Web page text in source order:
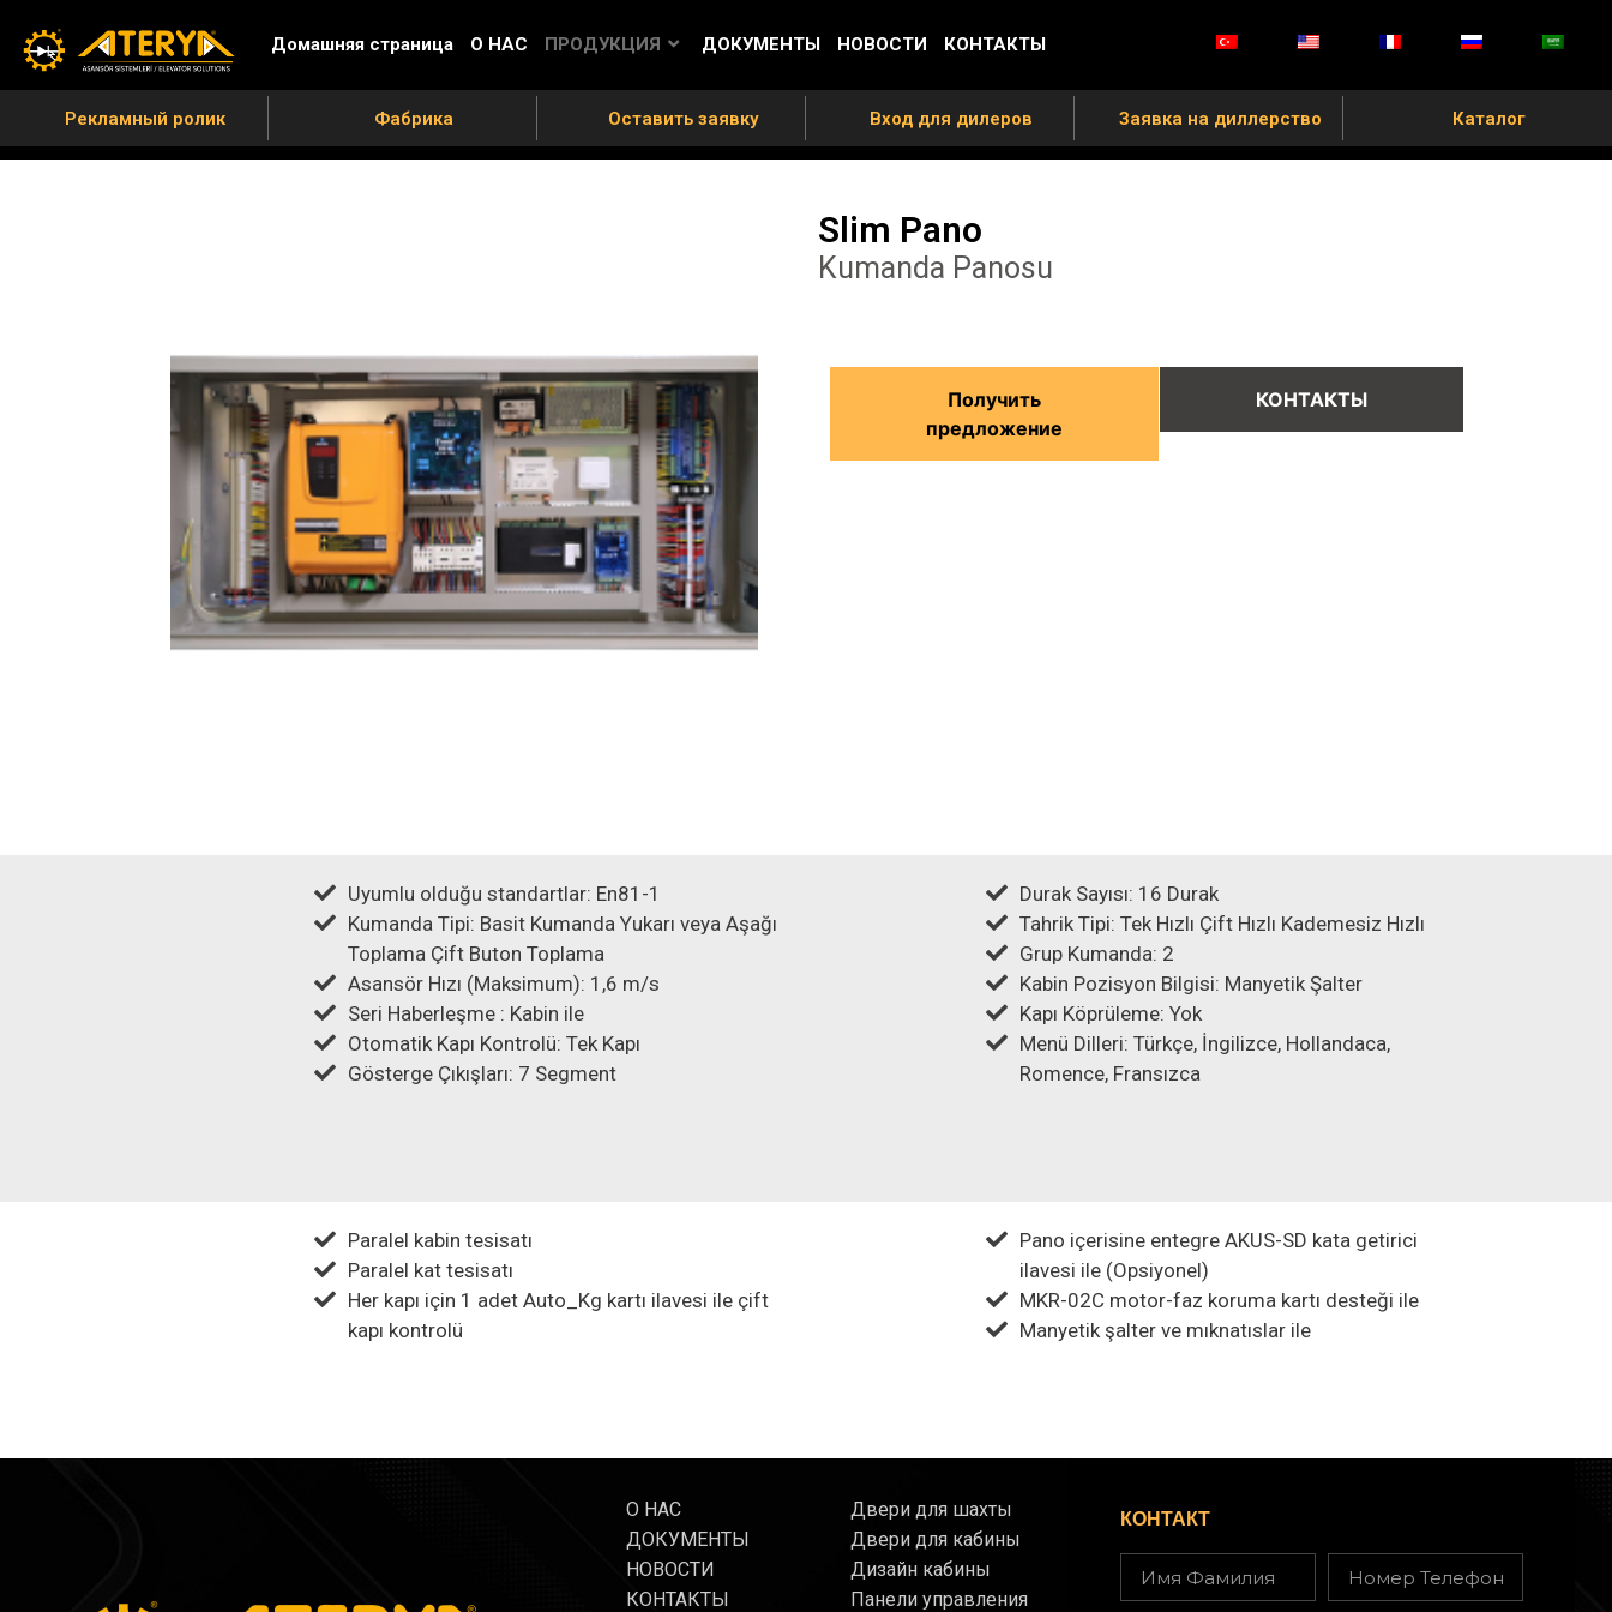
Домашняя страница О НАС ПРОДУКЦИЯ ДОКУМЕНТЫ НОВОСТИ КОНТАКТЫ
Рекламный ролик Фабрика Оставить заявку Вход для дилеров Заявка на диллерство Каталог
Slim Pano
Kumanda Panosu
Получить
предложение
КОНТАКТЫ
Uyumlu olduğu standartlar: En81-1
Kumanda Tipi: Basit Kumanda Yukarı veya Aşağı
Toplama Çift Buton Toplama
Asansör Hızı (Maksimum): 1,6 m/s
Seri Haberleşme : Kabin ile
Otomatik Kapı Kontrolü: Tek Kapı
Gösterge Çıkışları: 7 Segment
Durak Sayısı: 16 Durak
Tahrik Tipi: Tek Hızlı Çift Hızlı Kademesiz Hızlı
Grup Kumanda: 2
Kabin Pozisyon Bilgisi: Manyetik Şalter
Kapı Köprüleme: Yok
Menü Dilleri: Türkçe, İngilizce, Hollandaca,
Romence, Fransızca
Paralel kabin tesisatı
Paralel kat tesisatı
Her kapı için 1 adet Auto_Kg kartı ilavesi ile çift
kapı kontrolü
Pano içerisine entegre AKUS-SD kata getirici
ilavesi ile (Opsiyonel)
MKR-02C motor-faz koruma kartı desteği ile
Manyetik şalter ve mıknatıslar ile
О НАС
ДОКУМЕНТЫ
НОВОСТИ
КОНТАКТЫ
Двери для шахты
Двери для кабины
Дизайн кабины
Панели управления
КОНТАКТ